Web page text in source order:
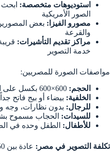
استوديوهات متخصصة:
الصور الأمريكية
مصورو الفيزا: بعض
والقرعة
مراكز تقديم التأشيرات:
خدمة التصوير
مواصفات الصورة للمصريين:
الحجم:
الخلفية: بيضاء أو بيج فاتح
للرجال: بدون نظارات، وجه
للسيدات: الحجاب مسموح
للأطفال: الطفل وحده في
تكلفة التصوير في مصر: عادة بين 50-150 جنيه مصري للصورة الواحدة